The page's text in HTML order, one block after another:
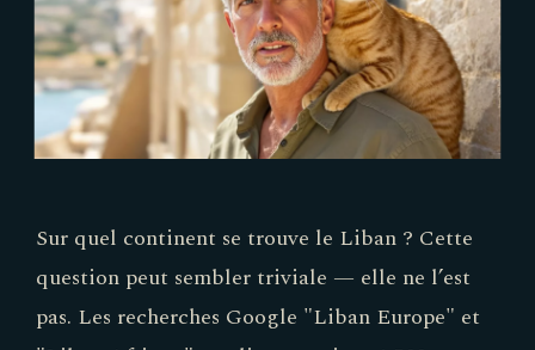
Sur quel continent se trouve le Liban ? Cette
question peut sembler triviale — elle ne l’est
pas. Les recherches Google "Liban Europe" et